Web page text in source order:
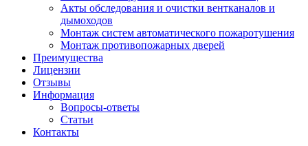
Акты обследования и очистки вентканалов и
дымоходов
Монтаж систем автоматического пожаротушения
Монтаж противопожарных дверей
Преимущества
Лицензии
Отзывы
Информация
Вопросы-ответы
Статьи
Контакты